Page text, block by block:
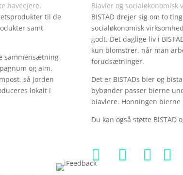
haveejere.
til de
samt
sammensætning
og alm.
så jorden
lokalt i
Biavler og socialøkonomisk
BISTAD drejer sig om to
socialøkonomisk
godt. Det daglige liv i
kun blomstrer, når man
forudsætninger.
Det er BISTADs bier og
bybønder passer bierne
biavlere. Honningen
Du kan også støtte BISTAD
   